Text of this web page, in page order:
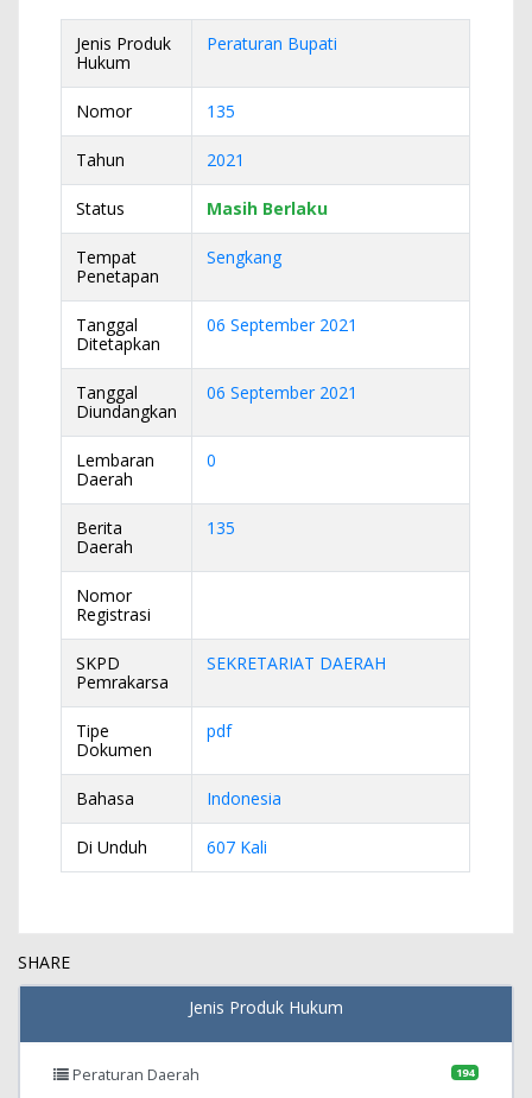
Jenis Produk
Hukum
Peraturan Bupati
Nomor 135
Tahun 2021
Status Masih Berlaku
Tempat
Penetapan
Sengkang
Tanggal
Ditetapkan
06 September 2021
Tanggal
Diundangkan
06 September 2021
Lembaran
Daerah
0
Berita
Daerah
135
Nomor
Registrasi
SKPD
Pemrakarsa
SEKRETARIAT DAERAH
Tipe
Dokumen
pdf
Bahasa Indonesia
Di Unduh 607 Kali
SHARE
Jenis Produk Hukum
Peraturan Daerah 194